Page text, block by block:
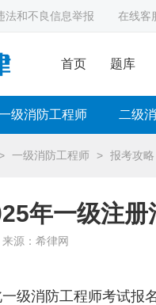
法和不良信息举报 在线客
首页 题库
级消防工程师 二级
一级消防工程师 > 报考攻略
年一级注
来源：希律网
级消防工程师考试报